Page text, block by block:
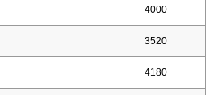
4000
3520
4180